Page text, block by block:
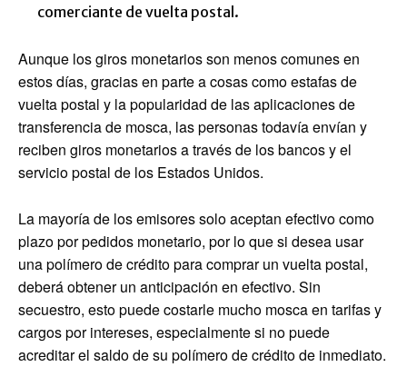
comerciante de vuelta postal.
Aunque los giros monetarios son menos comunes en
estos días, gracias en parte a cosas como estafas de
vuelta postal y la popularidad de las aplicaciones de
transferencia de mosca, las personas todavía envían y
reciben giros monetarios a través de los bancos y el
servicio postal de los Estados Unidos.
La mayoría de los emisores solo aceptan efectivo como
plazo por pedidos monetario, por lo que si desea usar
una polímero de crédito para comprar un vuelta postal,
deberá obtener un anticipación en efectivo. Sin
secuestro, esto puede costarle mucho mosca en tarifas y
cargos por intereses, especialmente si no puede
acreditar el saldo de su polímero de crédito de inmediato.